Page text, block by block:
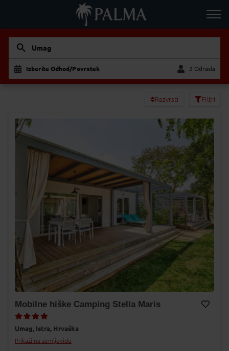
Umag
Izberite Odhod/Povratek 2 Odrasla
Razvrsti Filtri
Mobilne hiške Camping Stella Maris
Umag, Istra, Hrvaška
Prikaži na zemljevidu